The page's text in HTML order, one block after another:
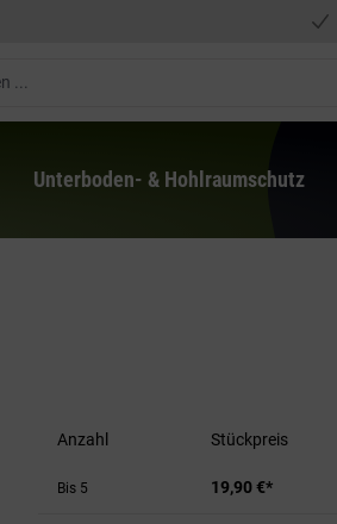
Unterboden- & Hohlraumschutz
Anzahl Stückpreis
Bis 5 19,90 €*